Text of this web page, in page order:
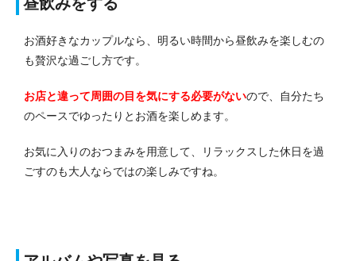
お酒好きなカップルなら、明るい時間から昼飲みを楽しむの
も贅沢な過ごし方です。
お店と違って周囲の目を気にする必要がないので、自分たち
のペースでゆったりとお酒を楽しめます。
お気に入りのおつまみを用意して、リラックスした休日を過
ごすのも大人ならではの楽しみですね。